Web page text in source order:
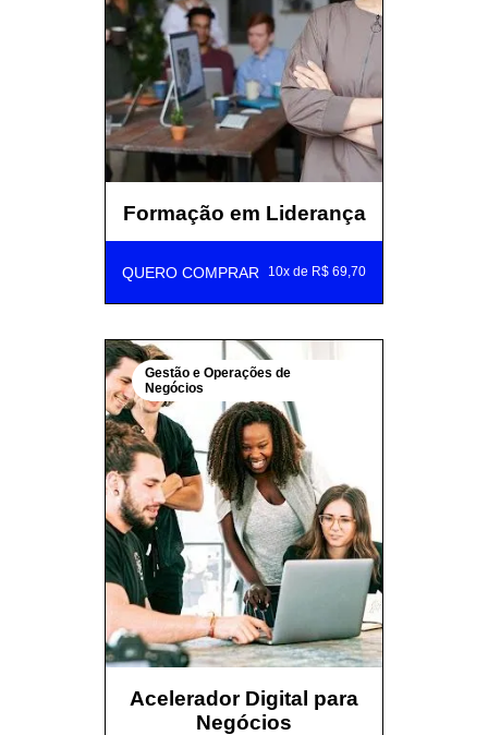
Formação em Liderança
QUERO COMPRAR 10x de R$ 69,70
Gestão e Operações de
Negócios
Acelerador Digital para
Negócios